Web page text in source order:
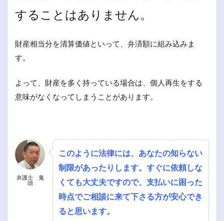
することはありません。
財産相当分を清算価値といって、弁済額に組み込みま
す。
よって、財産を多く持っている場合は、個人再生をする
意味がなくなってしまうことがあります。
弁護士 鬼
頭
このように法律には、あなたの知らない
制限があったりします。すぐに依頼しな
くても大丈夫ですので、支払いに困った
時点でご相談に来て下さる方が安心でき
ると思います。